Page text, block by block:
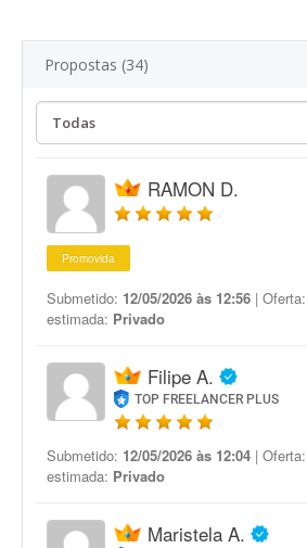
Propostas (34)
RAMON D.
Promovida
Submetido: 12/05/2026 às 12:56 | Oferta:
estimada: Privado
Filipe A.
TOP FREELANCER PLUS
Submetido: 12/05/2026 às 12:04 | Oferta:
estimada: Privado
Maristela A.